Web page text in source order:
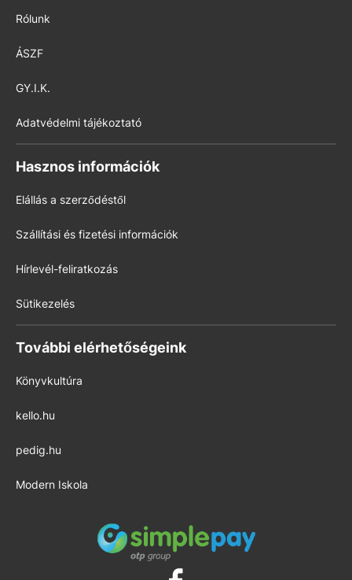
Rólunk
ÁSZF
GY.I.K.
Adatvédelmi tájékoztató
Hasznos információk
Elállás a szerződéstől
Szállítási és fizetési információk
Hírlevél-feliratkozás
Sütikezelés
További elérhetőségeink
Könyvkultúra
kello.hu
pedig.hu
Modern Iskola